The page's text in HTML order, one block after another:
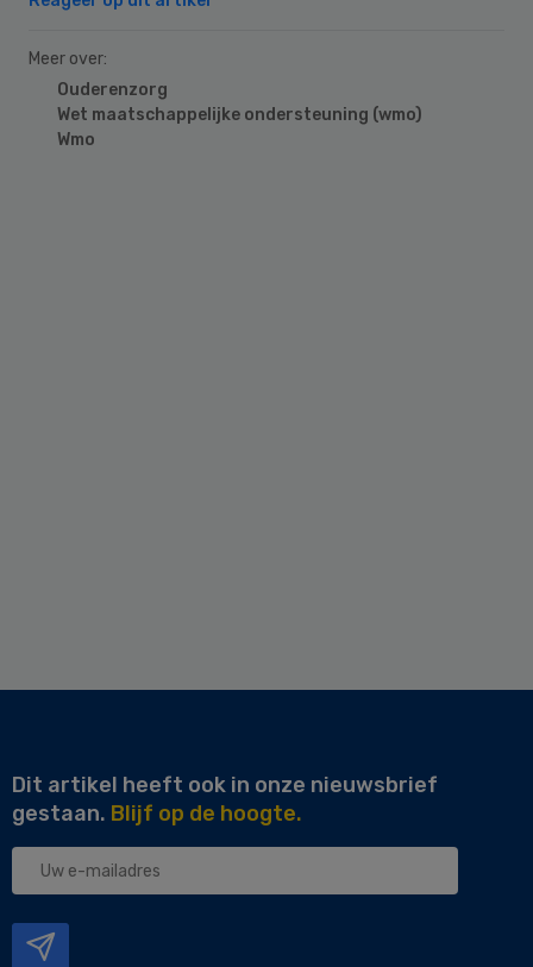
Meer over:
Ouderenzorg
Wet maatschappelijke ondersteuning (wmo)
Wmo
Dit artikel heeft ook in onze nieuwsbrief
gestaan. Blijf op de hoogte.
Uw